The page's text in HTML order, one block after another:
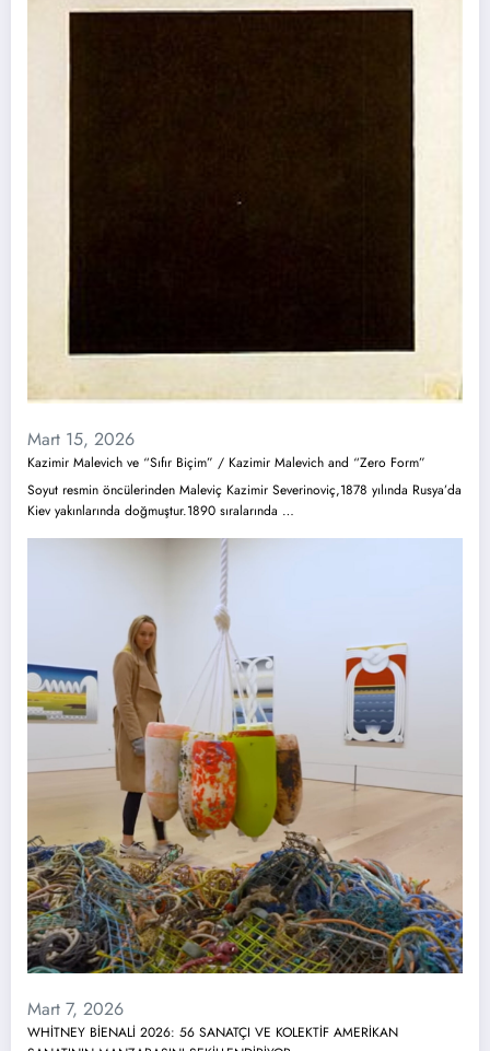
Mart 15, 2026
Kazimir Malevich ve “Sıfır Biçim” / Kazimir Malevich and “Zero Form”
Soyut resmin öncülerinden Maleviç Kazimir Severinoviç,1878 yılında Rusya’da
Kiev yakınlarında doğmuştur.1890 sıralarında …
Mart 7, 2026
WHİTNEY BİENALİ 2026: 56 SANATÇI VE KOLEKTİF AMERİKAN